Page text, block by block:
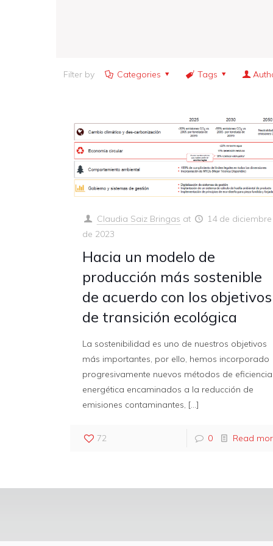
Filter by Categories Tags
Claudia Saiz Bringas at
14 de diciembre
de 2023
Hacia un modelo de
producción más sostenible
de acuerdo con los objetivos
de transición ecológica
La sostenibilidad es uno de nuestros objetivos
más importantes, por ello, hemos incorporado
progresivamente nuevos métodos de eficiencia
energética encaminados a la reducción de
emisiones contaminantes, […]
72 0 Read